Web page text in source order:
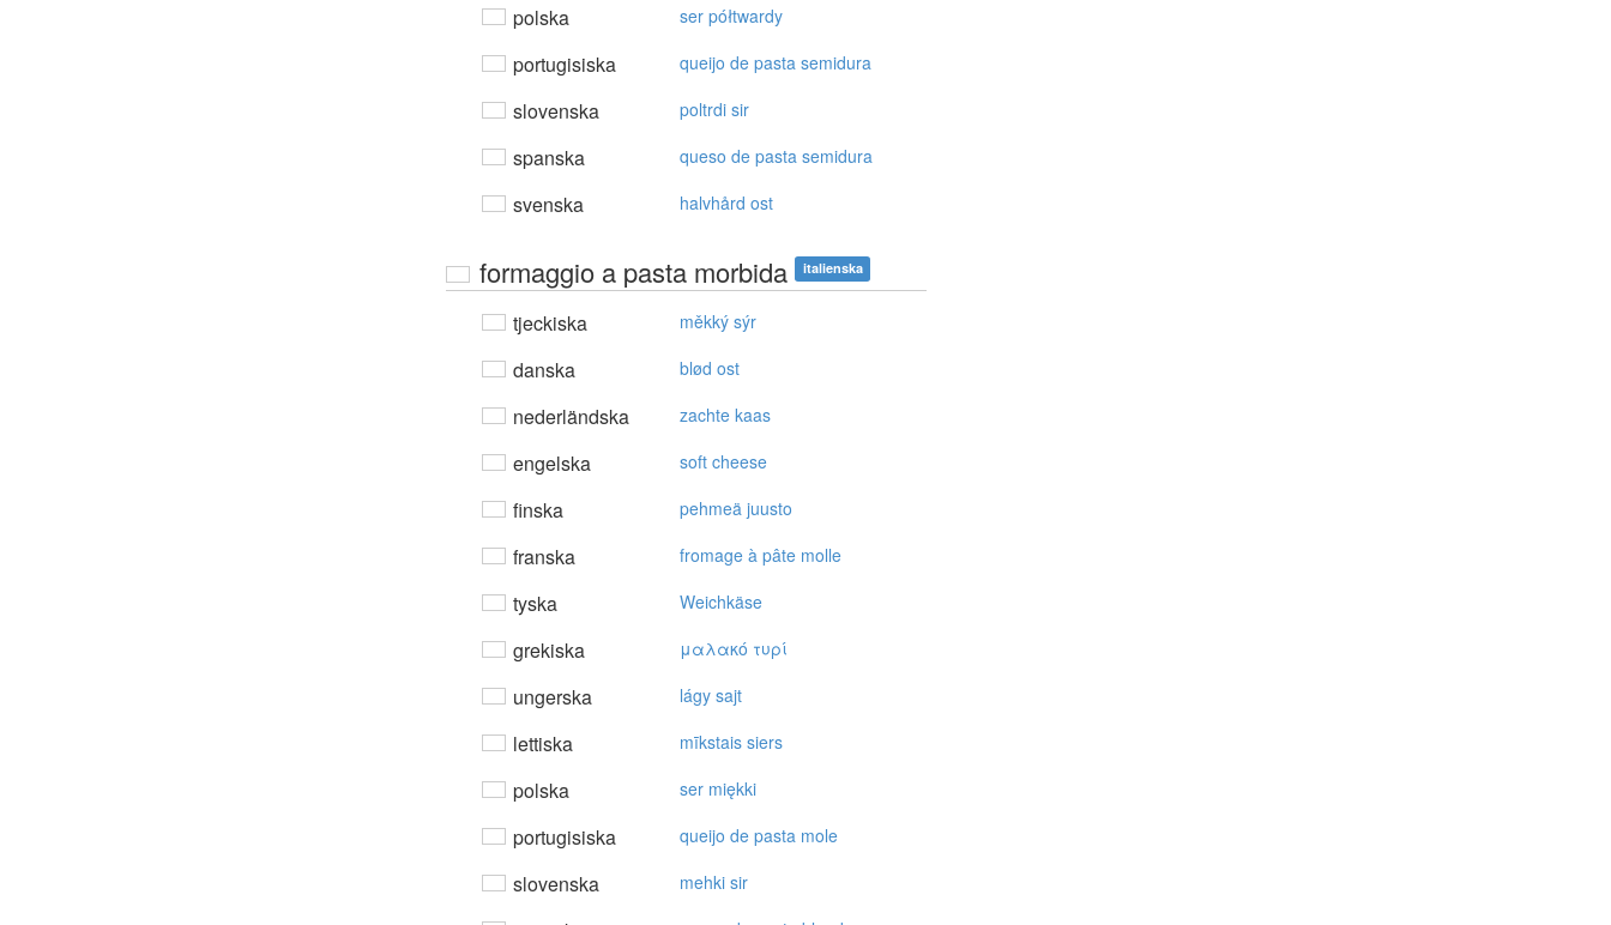
polska ser półtwardy
portugisiska queijo de pasta semidura
slovenska poltrdi sir
spanska queso de pasta semidura
svenska halvhård ost
formaggio a pasta morbida italienska
tjeckiska měkký sýr
danska blød ost
nederländska zachte kaas
engelska soft cheese
finska pehmeä juusto
franska fromage à pâte molle
tyska Weichkäse
grekiska μαλακό τυρί
ungerska lágy sajt
lettiska mīkstais siers
polska ser miękki
portugisiska queijo de pasta mole
slovenska mehki sir